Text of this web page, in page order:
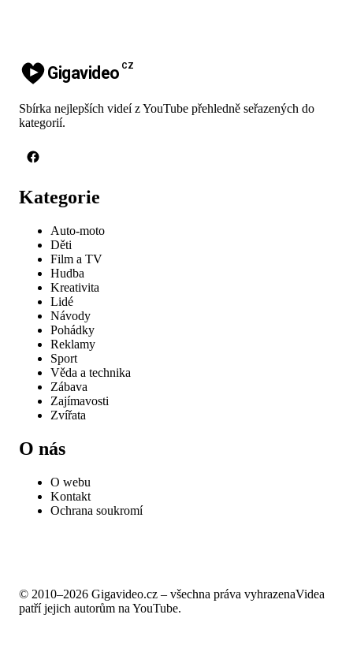
Gigavideo CZ
Sbírka nejlepších videí z YouTube přehledně seřazených do
kategorií.
Kategorie
Auto-moto
Děti
Film a TV
Hudba
Kreativita
Lidé
Návody
Pohádky
Reklamy
Sport
Věda a technika
Zábava
Zajímavosti
Zvířata
O nás
O webu
Kontakt
Ochrana soukromí
© 2010–2026 Gigavideo.cz – všechna práva vyhrazenaVidea
patří jejich autorům na YouTube.